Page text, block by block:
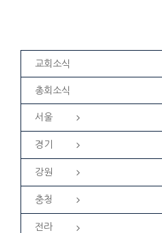
교회소식
총회소식
서울
경기
강원
충청
전라